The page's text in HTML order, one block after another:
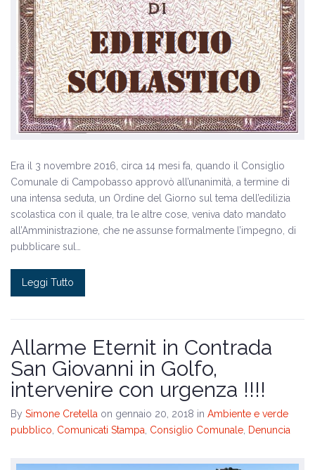
Era il 3 novembre 2016, circa 14 mesi fa, quando il Consiglio
Comunale di Campobasso approvò all’unanimità, a termine di
una intensa seduta, un Ordine del Giorno sul tema dell’edilizia
scolastica con il quale, tra le altre cose, veniva dato mandato
all’Amministrazione, che ne assunse formalmente l’impegno, di
pubblicare sul…
Leggi Tutto
Allarme Eternit in Contrada
San Giovanni in Golfo,
intervenire con urgenza !!!!
By Simone Cretella on gennaio 20, 2018 in Ambiente e verde
pubblico, Comunicati Stampa, Consiglio Comunale, Denuncia